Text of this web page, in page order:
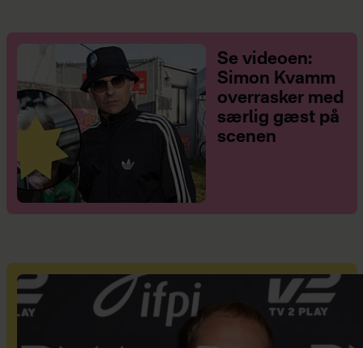
Se videoen:
Simon Kvamm
overrasker med
særlig gæst på
scenen